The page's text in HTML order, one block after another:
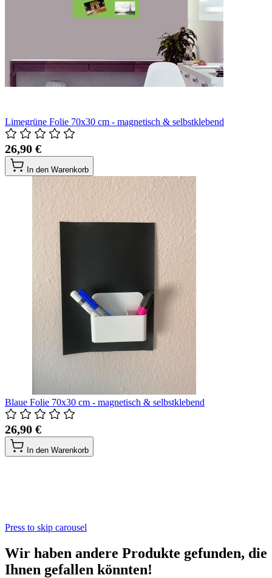
Limegrüne Folie 70x30 cm - magnetisch & selbstklebend
26,90 €
In den Warenkorb
Blaue Folie 70x30 cm - magnetisch & selbstklebend
26,90 €
In den Warenkorb
Press to skip carousel
Wir haben andere Produkte gefunden, die
Ihnen gefallen könnten!